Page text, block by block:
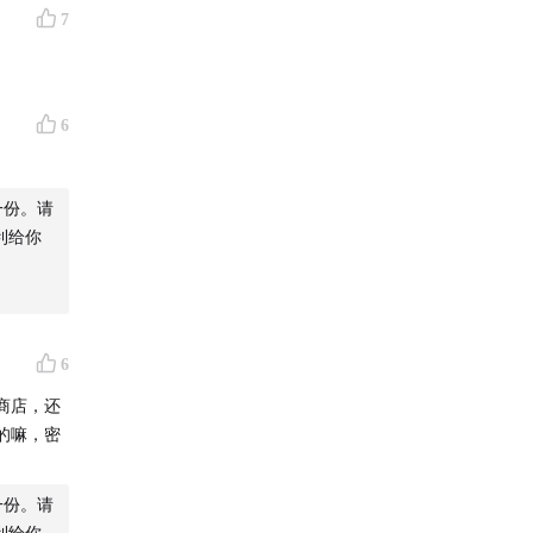
7
6
。请
给你
6
店，还
嘛，密
。请